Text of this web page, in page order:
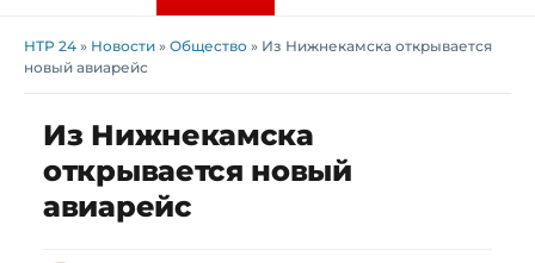
НТР 24 » Новости » Общество » Из Нижнекамска открывается
новый авиарейс
Из Нижнекамска
открывается новый
авиарейс